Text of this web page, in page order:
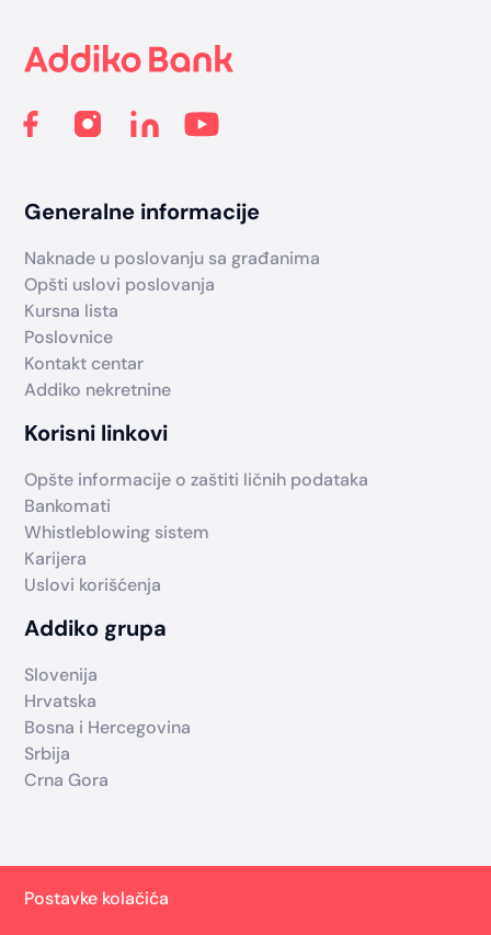
Generalne informacije
Naknade u poslovanju sa građanima
Opšti uslovi poslovanja
Kursna lista
Poslovnice
Kontakt centar
Addiko nekretnine
Korisni linkovi
Opšte informacije o zaštiti ličnih podataka
Bankomati
Whistleblowing sistem
Karijera
Uslovi korišćenja
Addiko grupa
Slovenija
Hrvatska
Bosna i Hercegovina
Srbija
Crna Gora
Postavke kolačića